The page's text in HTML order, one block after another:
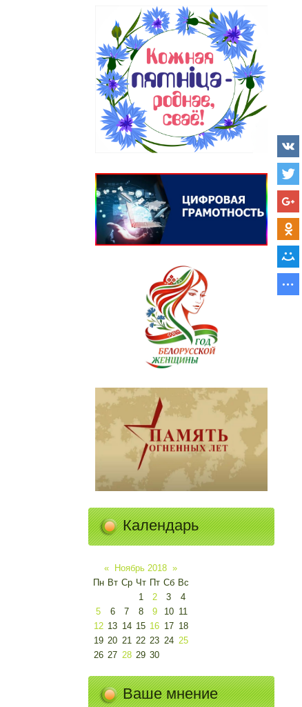
Календарь
« Ноябрь 2018 »
Пн Вт Ср Чт Пт Сб Вс
1
2 3
4
5
6 7 8 9 10 11
12 13 14 15 16 17 18
19 20 21 22 23 24 25
26 27 28 29 30
Ваше мнение